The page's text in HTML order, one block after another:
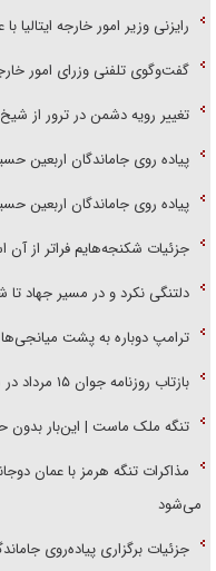
رایزنی وزیر امور خارجه ایتالیا
گفت‌وگوی تلفنی وزرای امور
تغییر رویه دشمن در ترور از
پیاده روی جاماندگان اربعین
پیاده روی جاماندگان اربعین
جزئیات شکنجه‌هایم فراتر از
دلتنگی نکرد و در مسیر جهاد تا
ترامپ دوباره به پشت
بازتاب روزنامه جوان ۱۵ مرداد در شبکه خبر
تنگه ملک ماست | این‌بار بدون
مذاکرات تنگه هرمز با عمان
می‌شود
جزئیات برگزاری پیاده‌روی